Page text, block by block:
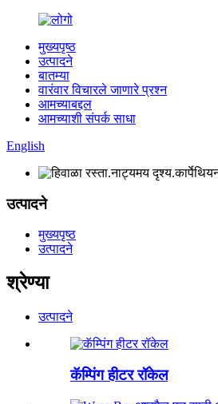
मुख्यपृष्ठ
उत्पादने
बातम्या
वारंवार विचारले जाणारे प्रश्न
आमच्याबद्दल
आमच्याशी संपर्क साधा
English
उत्पादने
मुख्यपृष्ठ
उत्पादने
श्रेण्या
उत्पादने
कॅम्पिंग हीटर रॉकेल